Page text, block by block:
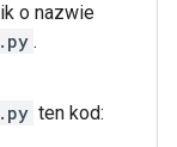
o nazwie
.
ten kod: